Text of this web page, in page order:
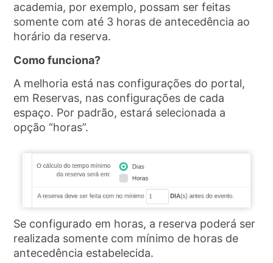
academia, por exemplo, possam ser feitas
somente com até 3 horas de antecedência ao
horário da reserva.
Como funciona?
A melhoria está nas configurações do portal,
em Reservas, nas configurações de cada
espaço. Por padrão, estará selecionada a
opção “horas”.
Se configurado em horas, a reserva poderá ser
realizada somente com mínimo de horas de
antecedência estabelecida.